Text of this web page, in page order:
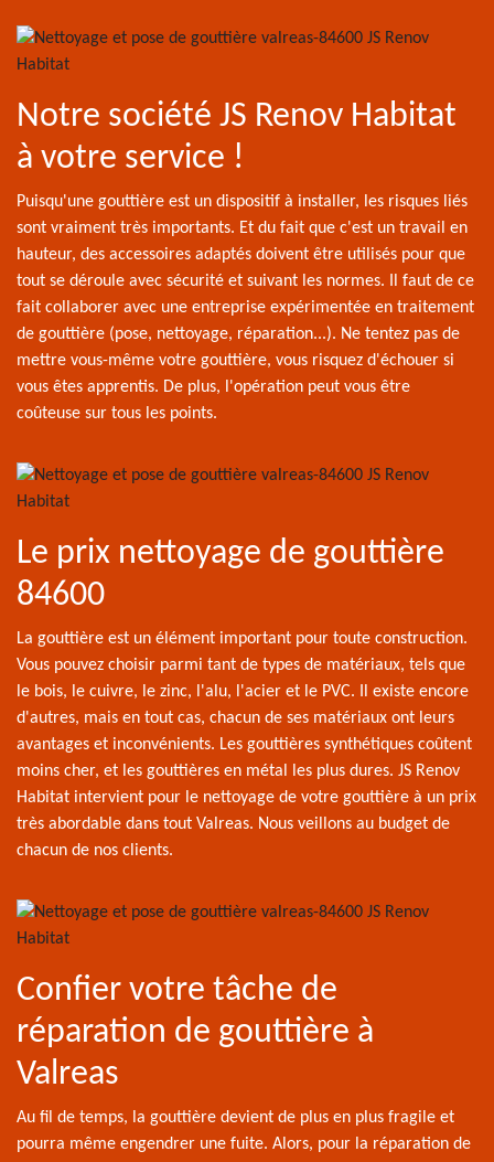
Notre société JS Renov Habitat
à votre service !
Puisqu'une gouttière est un dispositif à installer, les risques liés
sont vraiment très importants. Et du fait que c'est un travail en
hauteur, des accessoires adaptés doivent être utilisés pour que
tout se déroule avec sécurité et suivant les normes. Il faut de ce
fait collaborer avec une entreprise expérimentée en traitement
de gouttière (pose, nettoyage, réparation...). Ne tentez pas de
mettre vous-même votre gouttière, vous risquez d'échouer si
vous êtes apprentis. De plus, l'opération peut vous être
coûteuse sur tous les points.
Le prix nettoyage de gouttière
84600
La gouttière est un élément important pour toute construction.
Vous pouvez choisir parmi tant de types de matériaux, tels que
le bois, le cuivre, le zinc, l'alu, l'acier et le PVC. Il existe encore
d'autres, mais en tout cas, chacun de ses matériaux ont leurs
avantages et inconvénients. Les gouttières synthétiques coûtent
moins cher, et les gouttières en métal les plus dures. JS Renov
Habitat intervient pour le nettoyage de votre gouttière à un prix
très abordable dans tout Valreas. Nous veillons au budget de
chacun de nos clients.
Confier votre tâche de
réparation de gouttière à
Valreas
Au fil de temps, la gouttière devient de plus en plus fragile et
pourra même engendrer une fuite. Alors, pour la réparation de